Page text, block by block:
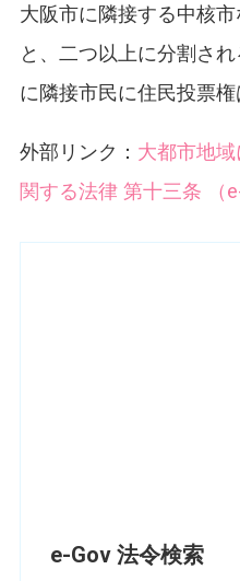
大阪市に隣接する中核
と、二つ以上に分割さ
に隣接市民に住民投票権
外部リンク： 大都市地
関する法律 第十三条 （e-
e-Gov 法令検索